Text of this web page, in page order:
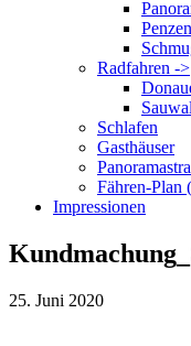
Radfahren ->
Schlafen
Gasthäuser
Fähren-Plan
Impressionen
25. Juni 2020